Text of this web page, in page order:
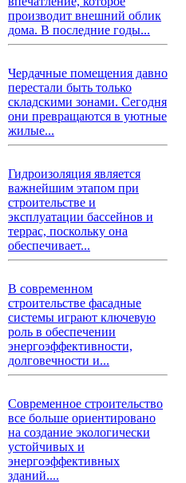
производит внешний облик
дома. В последние годы...
Чердачные помещения давно
перестали быть только
складскими зонами. Сегодня
они превращаются в уютные
жилые...
Гидроизоляция является
важнейшим этапом при
строительстве и
эксплуатации бассейнов и
террас, поскольку она
обеспечивает...
В современном
строительстве фасадные
системы играют ключевую
роль в обеспечении
энергоэффективности,
долговечности и...
Современное строительство
все больше ориентировано
на создание экологически
устойчивых и
энергоэффективных
зданий....